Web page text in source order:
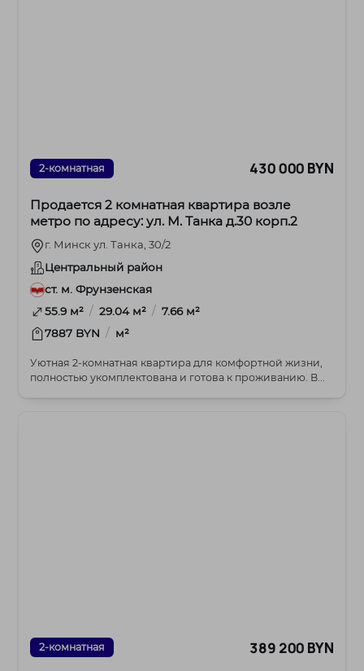
2-комнатная 430 000 BYN
Продается 2 комнатная квартира возле
метро по адресу: ул. М. Танка д.30 корп.2
г. Минск ул. Танка, 30/2
Центральный район
ст. м. Фрунзенская
55.9 м² / 29.04 м² / 7.66 м²
7887 BYN / м²
Уютная 2-комнатная квартира для комфортной жизни,
полностью укомплектована и готова к проживанию. В...
2-комнатная 389 200 BYN